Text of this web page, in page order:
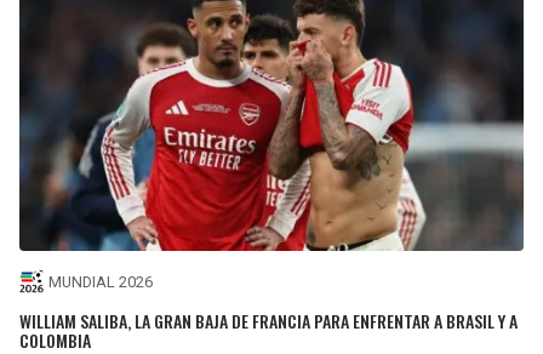
MUNDIAL 2026
WILLIAM SALIBA, LA GRAN BAJA DE FRANCIA PARA ENFRENTAR A BRASIL Y A
COLOMBIA